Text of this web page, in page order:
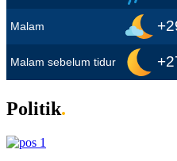
Malam
Malam sebelum tidur
Politik.